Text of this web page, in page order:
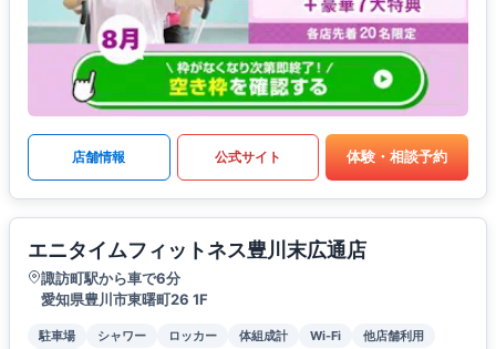
店舗情報 公式サイト 体験・相談予約
エニタイムフィットネス豊川末広通店
諏訪町駅から車で6分
愛知県豊川市東曙町26 1F
駐車場 シャワー ロッカー 体組成計 Wi-Fi
他店舗利用